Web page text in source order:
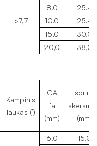
>7,7
8.0
25.4
10.0
25.4
15,0
30,0
20,0 38,0
Kampinis
laukas (°)
CA
fa
(mm)
išorinis
(mm)
6.0
15,0